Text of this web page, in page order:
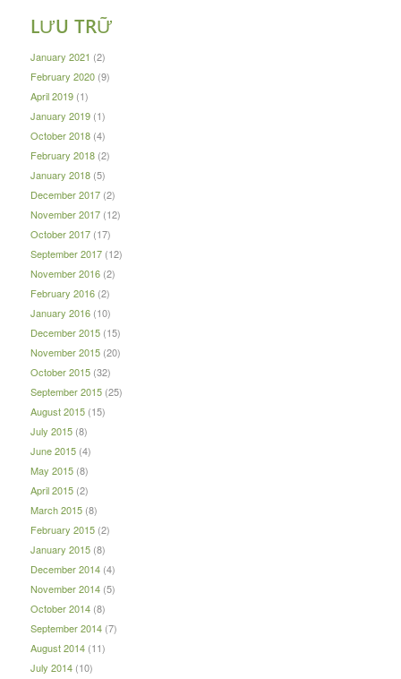
LƯU TRỮ
January 2021 (2)
February 2020(9)
April 2019(1)
January 2019(1)
October 2018(4)
February 2018(2)
January 2018(5)
December 2017(2)
November 2017(12)
October 2017(17)
September 2017(12)
November 2016(2)
February 2016(2)
January 2016(10)
December 2015(15)
November 2015(20)
October 2015(32)
September 2015(25)
August 2015(15)
July 2015(8)
June 2015(4)
May 2015(8)
April 2015(2)
March 2015(8)
February 2015(2)
January 2015(8)
December 2014(4)
November 2014(5)
October 2014(8)
September 2014(7)
August 2014(11)
July 2014(10)